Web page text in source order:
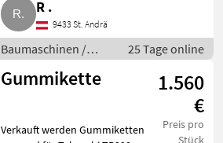
8.000, -. Baumaschinen
Minibagger
R .
9433 St. Andrä
Baumaschinen /
Minibagger
25 Tage online
Gummikette
1.560
€
Preis pro
Stück
Verkauft werden Gummiketten